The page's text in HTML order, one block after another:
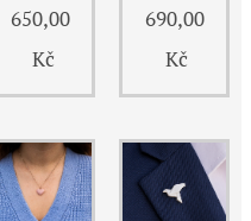
650,00
Kč
690,00
Kč